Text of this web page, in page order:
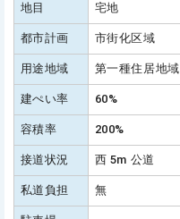
地目 宅地
都市計画 市街化区域
用途地域 第一種住居地域
建ぺい率 60%
容積率 200%
接道状況 西 5m 公道
私道負担 無